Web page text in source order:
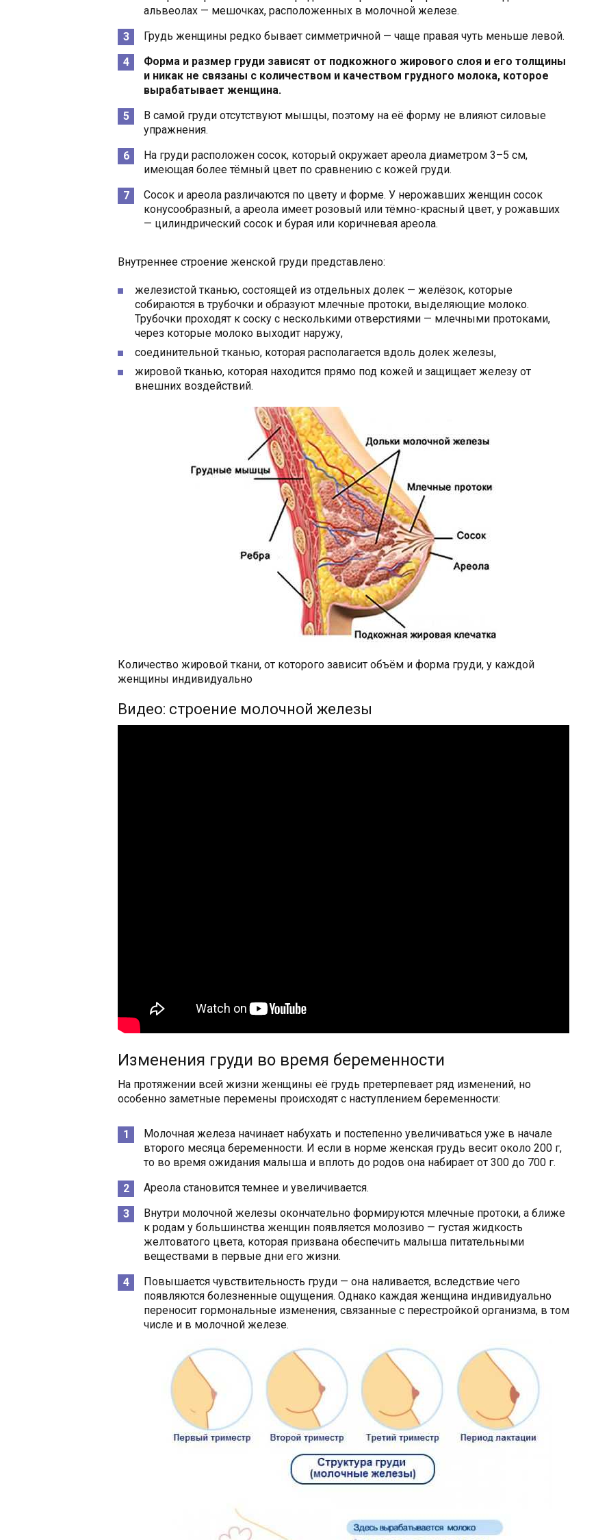
альвеолах — мешочках, расположенных в молочной железе.
Грудь женщины редко бывает симметричной — чаще правая чуть меньше левой.
Форма и размер груди зависят от подкожного жирового слоя и его толщины
и никак не связаны с количеством и качеством грудного молока, которое
вырабатывает женщина.
В самой груди отсутствуют мышцы, поэтому на её форму не влияют силовые
упражнения.
На груди расположен сосок, который окружает ареола диаметром 3–5 см,
имеющая более тёмный цвет по сравнению с кожей груди.
Сосок и ареола различаются по цвету и форме. У нерожавших женщин сосок
конусообразный, а ареола имеет розовый или тёмно-красный цвет, у рожавших
— цилиндрический сосок и бурая или коричневая ареола.
Внутреннее строение женской груди представлено:
железистой тканью, состоящей из отдельных долек — желёзок, которые
собираются в трубочки и образуют млечные протоки, выделяющие молоко.
Трубочки проходят к соску с несколькими отверстиями — млечными протоками,
через которые молоко выходит наружу,
соединительной тканью, которая располагается вдоль долек железы,
жировой тканью, которая находится прямо под кожей и защищает железу от
внешних воздействий.
Количество жировой ткани, от которого зависит объём и форма груди, у каждой
женщины индивидуально
Видео: строение молочной железы
Изменения груди во время беременности
На протяжении всей жизни женщины её грудь претерпевает ряд изменений, но
особенно заметные перемены происходят с наступлением беременности:
Молочная железа начинает набухать и постепенно увеличиваться уже в начале
второго месяца беременности. И если в норме женская грудь весит около 200 г,
то во время ожидания малыша и вплоть до родов она набирает от 300 до 700 г.
Ареола становится темнее и увеличивается.
Внутри молочной железы окончательно формируются млечные протоки, а ближе
к родам у большинства женщин появляется молозиво — густая жидкость
желтоватого цвета, которая призвана обеспечить малыша питательными
веществами в первые дни его жизни.
Повышается чувствительность груди — она наливается, вследствие чего
появляются болезненные ощущения. Однако каждая женщина индивидуально
переносит гормональные изменения, связанные с перестройкой организма, в том
числе и в молочной железе.